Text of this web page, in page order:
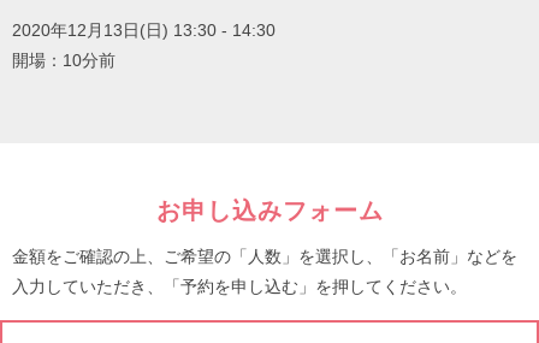
2020年12月13日(日) 13:30 - 14:30
開場：10分前
お申し込みフォーム
金額をご確認の上、ご希望の「人数」を選択し、「お名前」などを
入力していただき、「予約を申し込む」を押してください。